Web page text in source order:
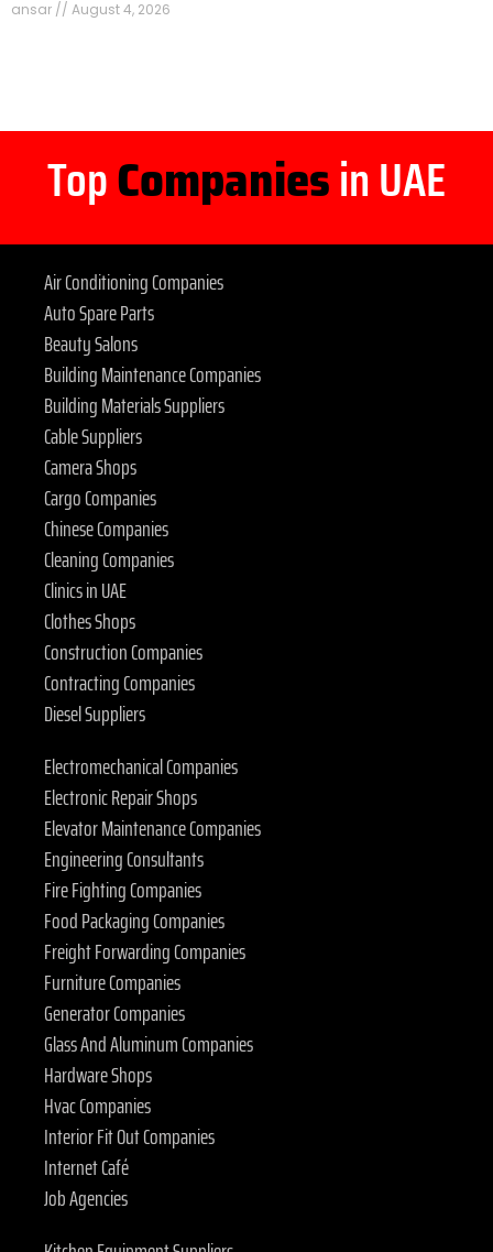
ansar August 4, 2026
TopCompaniesin UAE
Air Conditioning Companies
Auto Spare Parts
Beauty Salons
Building Maintenance Companies
Building Materials Suppliers
Cable Suppliers
Camera Shops
Cargo Companies
Chinese Companies
Cleaning Companies
Clinics in UAE
Clothes Shops
Construction Companies
Contracting Companies
Diesel Suppliers
Electromechanical Companies
Electronic Repair Shops
Elevator Maintenance Companies
Engineering Consultants
Fire Fighting Companies
Food Packaging Companies
Freight Forwarding Companies
Furniture Companies
Generator Companies
Glass And Aluminum Companies
Hardware Shops
Hvac Companies
Interior Fit Out Companies
Internet Café
Job Agencies